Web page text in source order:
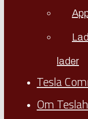
lader
Tesla
Om